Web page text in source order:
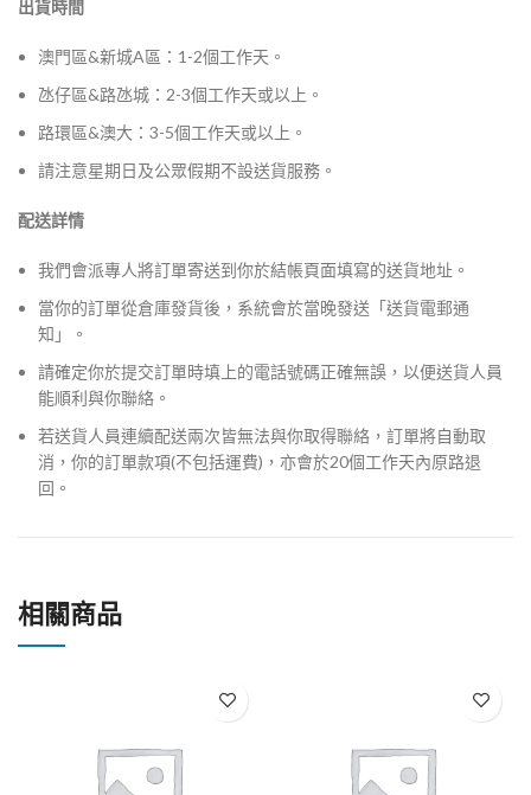
出貨時間
澳門區&新城A區：1-2個工作天。
氹仔區&路氹城：2-3個工作天或以上。
路環區&澳大：3-5個工作天或以上。
請注意星期日及公眾假期不設送貨服務。
配送詳情
我們會派專人將訂單寄送到你於結帳頁面填寫的送貨地址。
當你的訂單從倉庫發貨後，系統會於當晚發送「送貨電郵通
知」。
請確定你於提交訂單時填上的電話號碼正確無誤，以便送貨人員
能順利與你聯絡。
若送貨人員連續配送兩次皆無法與你取得聯絡，訂單將自動取
消，你的訂單款項(不包括運費)，亦會於20個工作天內原路退
回。
相關商品